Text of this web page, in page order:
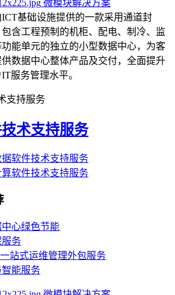
微模块解决方案
ICT基础设施提供的一款采用通道封
包含工程预制的机柜、配电、制冷、监
能单元的独立的小型数据中心，为客
供数据中心整体产品及交付，全面提升
服务管理水平。
支持服务
术支持服务
据软件技术支持服务
软件技术支持服务
心绿色节能
务
站式运维管理外包服务
能服务